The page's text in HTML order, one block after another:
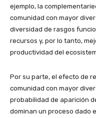
ejemplo, la
comunidad con mayor
diversidad de rasgos
recursos y, por lo tanto,
productividad del
Por su parte, el efecto de
comunidad con mayor
probabilidad de aparición
dominan un proceso dado